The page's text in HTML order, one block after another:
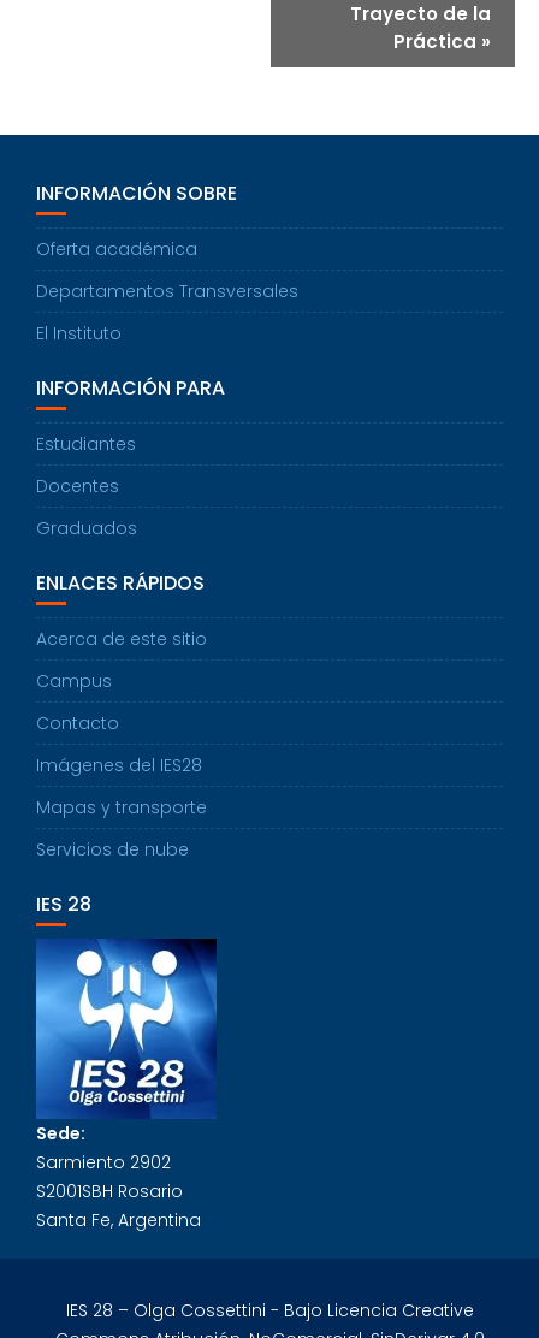
V
G
A
Ó
Trayecto de la
Práctica »
INFORMACIÓN SOBRE
Oferta académica
Departamentos Transversales
El Instituto
INFORMACIÓN PARA
Estudiantes
Docentes
Graduados
ENLACES RÁPIDOS
Acerca de este sitio
Campus
Contacto
Imágenes del IES28
Mapas y transporte
Servicios de nube
IES 28
Sede:
Sarmiento 2902
S2001SBH Rosario
Santa Fe, Argentina
IES 28 – Olga Cossettini - Bajo Licencia Creative